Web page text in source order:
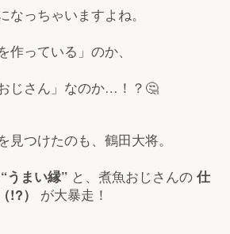
なっちゃいますよね。
作っている」のか、
じさん」なのか…！？🤔
見つけたのも、鶴田大将。
“うまい縁”と、煮魚おじさんの 仕
!?）
が大暴走！